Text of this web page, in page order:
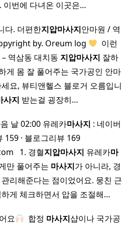
이번에 다녀온 이곳은…
다. 더편한지압마사지안마원 / 역
by. Oreum log
​ 이런
– 역삼동 대치동 지압마사지 잘하
게 몸 잘 풀어주는 국가공인 안마
요, 뷰티앤헬스 블로거 오름입니
사지 받는걸 굉장히…
날 02:00 유레카마사지 : 네이버
159 · 블로그리뷰 169
1. 경혈지압마사지 유레카마
만 풀어주는 마사지가 아니라, 경
리해준다는 점이었어요. 뭉친 근
게 체크하면서 압을 조절해…
요 ​ 합정 마사지샵이나 국가공